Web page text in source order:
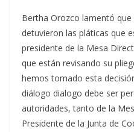
Bertha Orozco lamentó
detuvieron las pláticas que
presidente de la Mesa
que están revisando su
hemos tomado esta
diálogo dialogo debe ser
autoridades, tanto de la
Presidente de la Junta de